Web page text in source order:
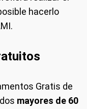
hacerlo
Gratis de
mayores de 60